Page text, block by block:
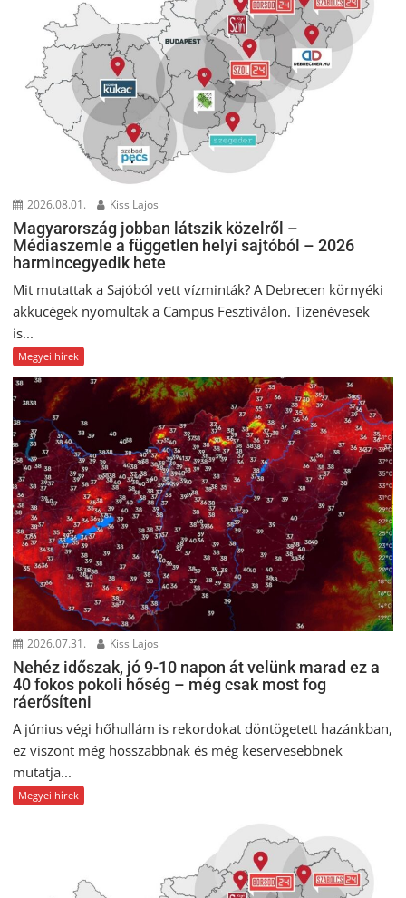
2026.08.01. Kiss Lajos
Magyarország jobban látszik közelről –
Médiaszemle a független helyi sajtóból – 2026
harmincegyedik hete
Mit mutattak a Sajóból vett vízminták? A Debrecen környéki
akkucégek nyomultak a Campus Fesztiválon. Tizenévesek
is...
Megyei hírek
2026.07.31. Kiss Lajos
Nehéz időszak, jó 9-10 napon át velünk marad ez a
40 fokos pokoli hőség – még csak most fog
ráerősíteni
A június végi hőhullám is rekordokat döntögetett hazánkban,
ez viszont még hosszabbnak és még keservesebbnek
mutatja...
Megyei hírek